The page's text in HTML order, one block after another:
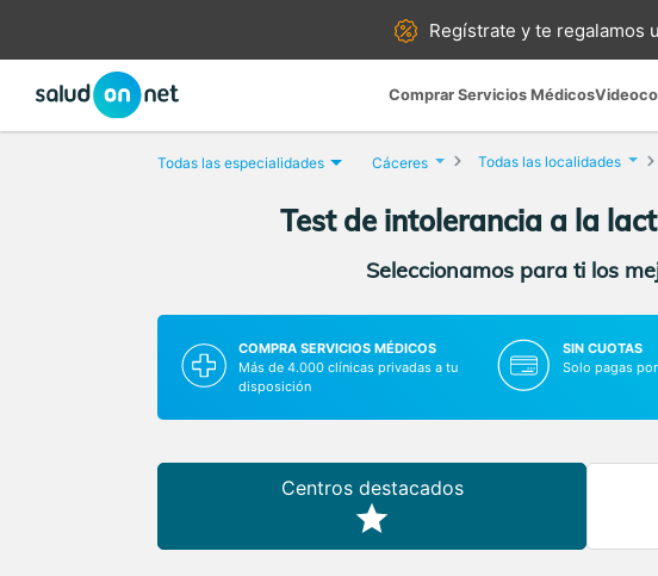
Regístrate yte regalamos
Comprar Servicios Médicos
Todas las especialidades Cáceres Todas las localidades
Test de intolerancia a la
Seleccionamos para ti los
COMPRA SERVICIOS MÉDICOS
Más de 4.000 clínicas privadas a tu
disposición
SIN CUOTAS
Solo pagas
Centros destacados